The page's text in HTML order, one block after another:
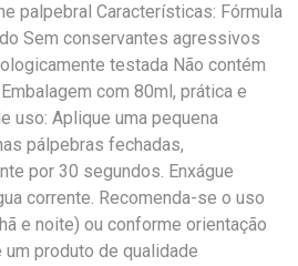
palpebral Características: Fórmula
Sem conservantes agressivos
testada Não contém
com 80ml, prática e
uso: Aplique uma pequena
pálpebras fechadas,
por 30 segundos. Enxágue
corrente. Recomenda-se o uso
e noite) ou conforme orientação
produto de qualidade